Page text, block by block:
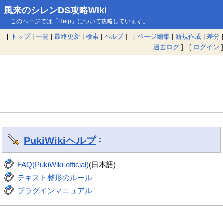
風来のシレンDS攻略Wiki
このページでは「Help」について攻略しています。
[ トップ| 一覧 | 最終更新 | 検索 | ヘルプ] [ ページ編集 | 新規作成 | 差分 |
過去ログ ] [ ログイン ]
PukiWikiヘルプ †
FAQ(PukiWiki-official)(日本語)
テキスト整形のルール
プラグインマニュアル